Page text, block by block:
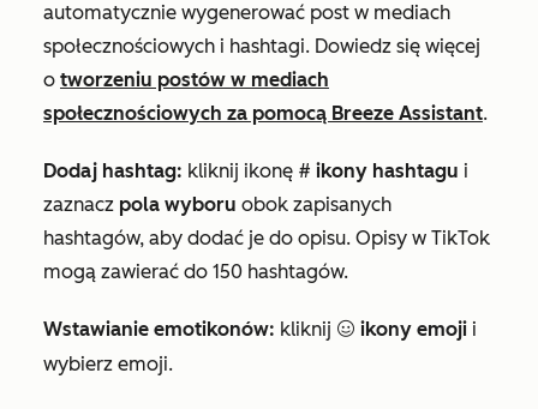
automatycznie wygenerować post w mediach
społecznościowych i hashtagi. Dowiedz się więcej
o tworzeniu postów w mediach
społecznościowych za pomocą Breeze Assistant.
Dodaj hashtag: kliknij ikonę # ikony hashtagu i
zaznacz pola wyboru obok zapisanych
hashtagów, aby dodać je do opisu. Opisy w TikTok
mogą zawierać do 150 hashtagów.
Wstawianie emotikonów: kliknij emoji ikony emoji i
wybierz emoji.